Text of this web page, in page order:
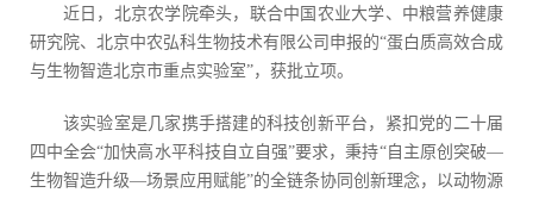
近日，北京农学院牵头，联合中国农业大学、中粮营养健康
研究院、北京中农弘科生物技术有限公司申报的“蛋白质高效合成
与生物智造北京市重点实验室”，获批立项。
该实验室是几家携手搭建的科技创新平台，紧扣党的二十届
四中全会“加快高水平科技自立自强”要求，秉持“自主原创突破—
生物智造升级—场景应用赋能”的全链条协同创新理念，以动物源